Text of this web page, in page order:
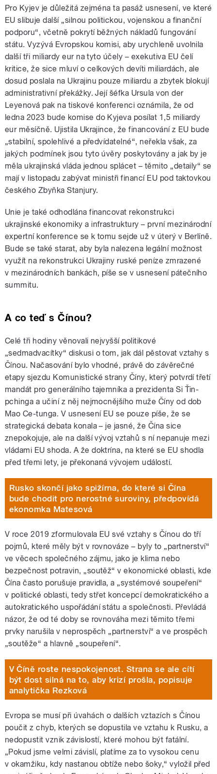
Pro Kyjev je důležitá zejména ta pasáž usnesení, ve které
EU slibuje další „silnou politickou, vojenskou a finanční
podporu“, včetně pokrytí běžných nákladů fungování
státu. Vyzývá Evropskou komisi, aby urychleně uvolnila
další tři miliardy eur na tyto účely – exekutiva EU čelí
kritice, že sice mluví o celkových devíti miliardách, ale
dosud poslala na Ukrajinu pouze miliardu a zbytek blokují
administrativní překážky. Její šéfka Ursula von der
Leyenová pak na tiskové konferenci oznámila, že od
ledna 2023 bude komise do Kyjeva posílat 1,5 miliardy
eur měsíčně. Ujistila Ukrajince, že financování z EU bude
„stabilní, spolehlivé a předvídatelné“, neřekla však, za
jakých podmínek jsou tyto úvěry poskytovány a jak by je
měla ukrajinská vláda jednou splácet – těmito „detaily“ se
mají v listopadu zabývat ministři financí EU pod taktovkou
českého Zbyňka Stanjury.
Unie je také odhodlána financovat rekonstrukci
ukrajinské ekonomiky a infrastruktury – první mezinárodní
expertní konference se k tomu sejde už v úterý v Berlíně.
Bude se také starat, aby byla nalezena legální možnost
využít na rekonstrukci Ukrajiny ruské peníze zmrazené
v mezinárodních bankách, píše se v usnesení pátečního
summitu.
A co teď s Čínou?
Celé tři hodiny věnovali nejvyšší politikové
„sedmadvacítky“ diskusi o tom, jak dál pěstovat vztahy s
Čínou. Načasování bylo vhodné, právě do závěrečné
etapy sjezdu Komunistické strany Číny, který potvrdí třetí
mandát pro generálního tajemníka a prezidenta Si Ťin-
pchinga a učiní z něj nejmocnějšího muže Číny od dob
Mao Ce-tunga. V usnesení EU se pouze píše, že se
strategická debata konala – je jasné, že Čína sice
znepokojuje, ale na další vývoj vztahů s ní nepanuje mezi
vládami EU shoda. A že doktrína, na které se EU shodla
před třemi lety, je překonaná vývojem událostí.
Rusko skončí jako spižírna, do které si Čína
bude chodit pro nerostné suroviny, předpovídá
ekonomka Matesová
V roce 2019 zformulovala EU své vztahy s Čínou do tří
pojmů, které měly být v rovnováze – byly to „partnerství“
ve věcech společného zájmu, jako je klima nebo
bezpečnost potravin, „soutěž“ v ekonomické oblasti, kde
Čína často porušuje pravidla, a „systémové soupeření“
v politické oblasti, tedy střet koncepcí demokratického a
autokratického uspořádání státu a společnosti. Převládá
názor, že od té doby se rovnováha mezi těmito třemi
prvky narušila v neprospěch „partnerství“ a ve prospěch
„soutěže“ a hlavně „soupeření“.
V Číně roste nespokojenost. Strana se ale cítí
být dost silná na to, aby krizí prošla, popisuje
analytička Rezková
Evropa se musí při úvahách o dalších vztazích s Čínou
poučit z chyb, kterých se dopustila ve vztahu k Rusku, a
nedopustit vznik závislostí, které mohou být fatální.
„Pokud jsme velmi závislí, platíme za to vysokou cenu
v okamžiku, kdy nastanou obtíže nebo šoky,“ vyložil před